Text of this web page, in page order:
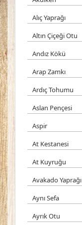
Alıç Yaprağı
Altın Çiçeği Otu
Andız Kökü
Arap Zamkı
Ardıç Tohumu
Aslan Pençesi
Aspir
At Kestanesi
At Kuyruğu
Avakado Yaprağı
Aynı Sefa
Ayrık Otu